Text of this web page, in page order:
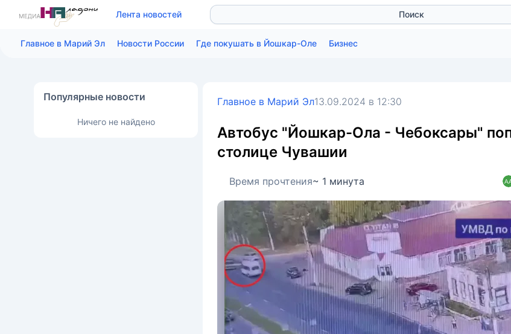
Лента новостей Поиск
Главное в Марий Эл Новости России Где покушать в Йошкар-Оле Бизнес
Популярные новости
Ничего не найдено
Главное в Марий Эл13.09.2024 в 12:30
Автобус "Йошкар-Ола - Чебоксары"
столице Чувашии
Время прочтения~ 1 минута